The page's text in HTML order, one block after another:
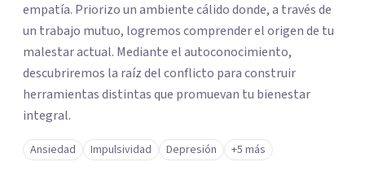
empatía. Priorizo un ambiente cálido donde, a través de
un trabajo mutuo, logremos comprender el origen de tu
malestar actual. Mediante el autoconocimiento,
descubriremos la raíz del conflicto para construir
herramientas distintas que promuevan tu bienestar
integral.
Ansiedad Impulsividad Depresión +5 más